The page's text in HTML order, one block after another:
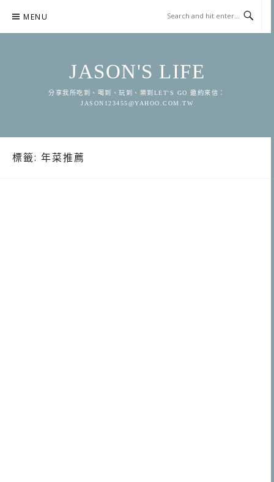
content
MENU
JASON'S LIFE
分享我所吃到、喝到、玩到、樂到LET'S GO 邀約來信：
JASON123455@YAHOO.COM.TW
標籤: 年菜推薦